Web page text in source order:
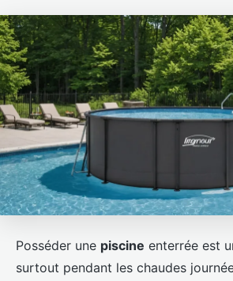
Posséder une piscine enterrée est
surtout pendant les chaudes